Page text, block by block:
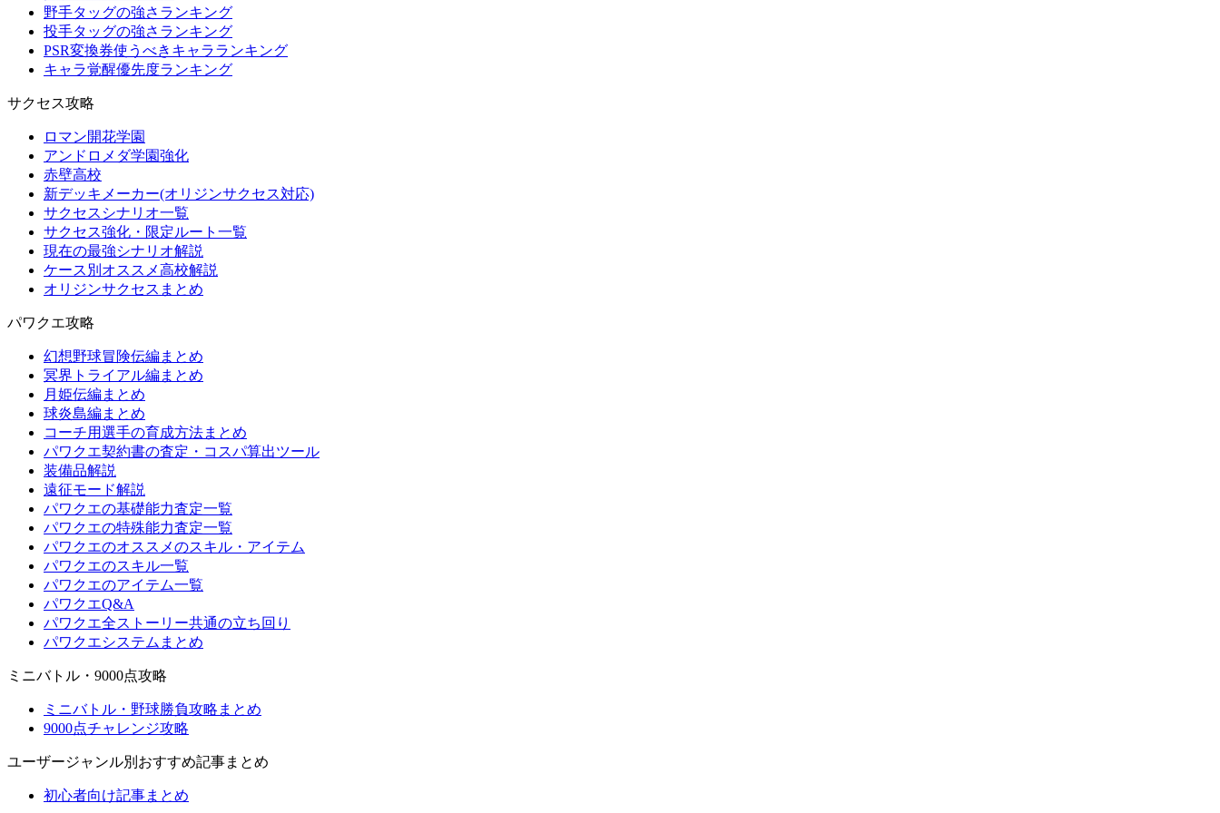
野手タッグの強さランキング
投手タッグの強さランキング
PSR変換券使うべきキャラランキング
キャラ覚醒優先度ランキング
サクセス攻略
ロマン開花学園
アンドロメダ学園強化
赤壁高校
新デッキメーカー(オリジンサクセス対応)
サクセスシナリオ一覧
サクセス強化・限定ルート一覧
現在の最強シナリオ解説
ケース別オススメ高校解説
オリジンサクセスまとめ
パワクエ攻略
幻想野球冒険伝編まとめ
冥界トライアル編まとめ
月姫伝編まとめ
球炎島編まとめ
コーチ用選手の育成方法まとめ
パワクエ契約書の査定・コスパ算出ツール
装備品解説
遠征モード解説
パワクエの基礎能力査定一覧
パワクエの特殊能力査定一覧
パワクエのオススメのスキル・アイテム
パワクエのスキル一覧
パワクエのアイテム一覧
パワクエQ&A
パワクエ全ストーリー共通の立ち回り
パワクエシステムまとめ
ミニバトル・9000点攻略
ミニバトル・野球勝負攻略まとめ
9000点チャレンジ攻略
ユーザージャンル別おすすめ記事まとめ
初心者向け記事まとめ